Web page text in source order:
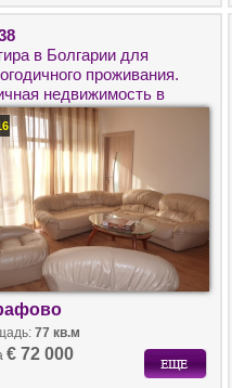
в Болгарии для
проживания.
недвижимость в
минутах ходьбы от
в городе Бургас.
77 кв.м
€ 72 000